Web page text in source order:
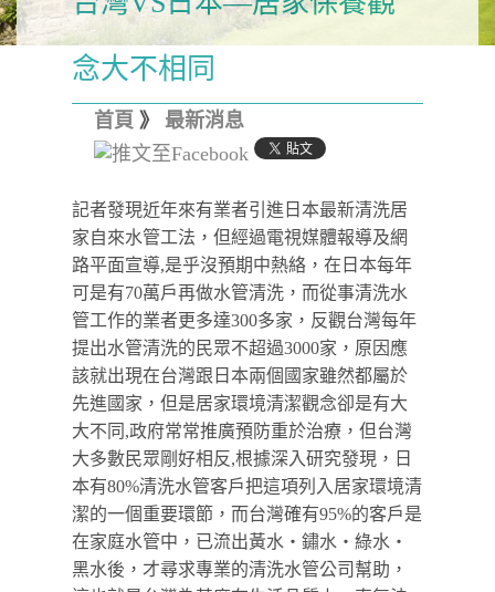
念大不相同
首頁 》 最新消息
記者發現近年來有業者引進日本最新清洗居
家自來水管工法，但經過電視媒體報導及網
路平面宣導,是乎沒預期中熱絡，在日本每年
可是有70萬戶再做水管清洗，而從事清洗水
管工作的業者更多達300多家，反觀台灣每年
提出水管清洗的民眾不超過3000家，原因應
該就出現在台灣跟日本兩個國家雖然都屬於
先進國家，但是居家環境清潔觀念卻是有大
大不同,政府常常推廣預防重於治療，但台灣
大多數民眾剛好相反,根據深入研究發現，日
本有80%清洗水管客戶把這項列入居家環境清
潔的一個重要環節，而台灣確有95%的客戶是
在家庭水管中，已流出黃水‧鏽水‧綠水‧
黑水後，才尋求專業的清洗水管公司幫助，